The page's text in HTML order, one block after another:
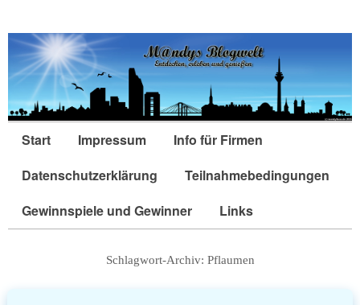
Start Impressum
Info für Firmen
Datenschutzerklärung
Teilnahmebedingungen
Gewinnspiele und Gewinner
Links
Schlagwort-Archiv: Pflaumen